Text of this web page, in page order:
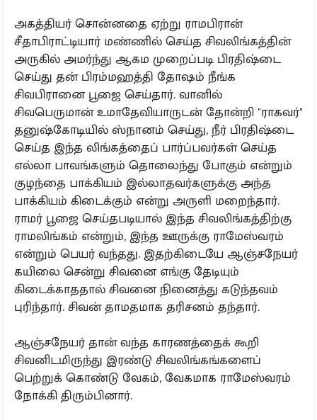
அகத்தியர் சொன்னதை ஏற்று ராமபிரான்
சீதாபிராட்டியார் மண்ணில் செய்த சிவலிங்கத்தின்
அருகில் அமர்ந்து ஆகம முறைப்படி பிரதிஷ்டை
செய்து தன் பிரம்மஹத்தி தோஷம் நீங்க
சிவபிரானை பூஜை செய்தார். வானில்
சிவபெருமான் உமாதேவியாருடன் தோன்றி "ராகவர்''
தனுஷ்கோடியில் ஸ்நானம் செய்து, நீர் பிரதிஷ்டை
செய்த இந்த லிங்கத்தைப் பார்ப்பவர்கள் செய்த
எல்லா பாவங்களும் தொலைந்து போகும் என்றும்
குழந்தை பாக்கியம் இல்லாதவர்களுக்கு அந்த
பாக்கியம் கிடைக்கும் என்று அருளி மறைந்தார்.
ராமர் பூஜை செய்தபடியால் இந்த சிவலிங்கத்திற்கு
ராமலிங்கம் என்றும், இந்த ஊருக்கு ராமேஸ்வரம்
என்றும் பெயர் வந்தது. இதற்கிடையே ஆஞ்சநேயர்
கயிலை சென்று சிவனை எங்கு தேடியும்
கிடைக்காததால் சிவனை நினைத்து கடுந்தவம்
புரிந்தார். சிவன் தாமதமாக தரிசனம் தந்தார்.
ஆஞ்சநேயர் தான் வந்த காரணத்தைக் கூறி
சிவனிடமிருந்து இரண்டு சிவலிங்கங்களைப்
பெற்றுக் கொண்டு வேகம், வேகமாக ராமேஸ்வரம்
நோக்கி திரும்பினார்.